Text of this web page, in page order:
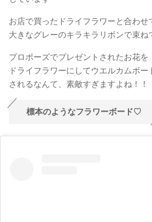
お店で買ったドライフラワーと合わせ
大きなグレーのキラキラリボンで束ね
プロポーズでプレゼントされたお花を
ドライフラワーにしてウエルカムボー
されるなんて、素敵すぎますよね！！
標本のようなフラワーボード♡